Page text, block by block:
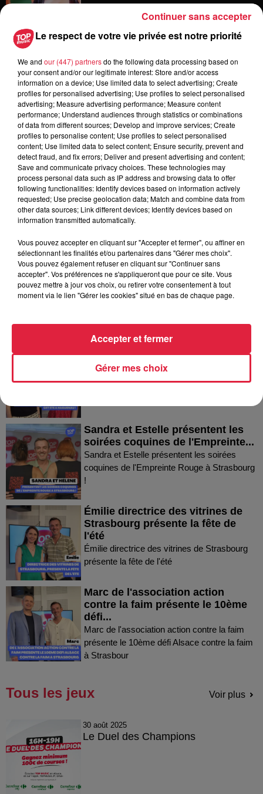
6 août 2026
pape à Metz en septembre
5 août 2026
Europa-Park : des précisons sur
l’après Euro-Mir
Thierry du Domaine Wunsch et
Mann à Wettolsheim !
Thierry du Domaine Wunsch et Mann à
Fanny nous présente le festival Festimania !
Sandra et Estelle présentent les
soirées coquines de l'Empreinte...
Sandra et Estelle présentent les soirées
coquines de l'Empreinte Rouge à Strasbourg
!
Émilie directrice des vitrines de
Strasbourg présente la fête de
l'été
Émilie directrice des vitrines de Strasbourg
présente la fête de l'été
Marc de l'association action
contre la faim présente le 10ème
défi...
Marc de l'association action contre la faim
présente le 10ème défi Alsace contre la faim
à Strasbour
Tous les jeux Voir plus
30 août 2025
Le Duel des Champions
Le respect de votre vie privée est notre priorité
We and our (447) partnersdo the following data processing based on
your consent and/or our legitimate interest: Store and/or access
information on a device; Use limited data to select advertising; Create
profiles for personalised advertising; Use profiles to select personalised
advertising; Measure advertising performance; Measure content
performance; Understand audiences through statistics or combinations
of data from different sources; Develop and improve services; Create
profiles to personalise content; Use profiles to select personalised
content; Use limited data to select content; Ensure security, prevent and
detect fraud, and fix errors; Deliver and present advertising and content;
Save and communicate privacy choices. These technologies may
process personal data such as IP address and browsing data to offer
following functionalities: Identify devices based on information actively
requested; Use precise geolocation data; Match and combine data from
other data sources; Link different devices; Identify devices based on
information transmitted automatically.
Vous pouvez accepter en cliquant sur "Accepter et fermer", ou affiner en
sélectionnant les finalités et/ou partenaires dans "Gérer mes choix".
Vous pouvez également refuser en cliquant sur "Continuer sans
accepter". Vos préférences ne s'appliqueront que pour ce site. Vous
pouvez mettre à jour vos choix, ou retirer votre consentement à tout
moment via le lien "Gérer les cookies" situé en bas de chaque page.
Gérer mes choix
Accepter et fermer
Continuer sans accepter